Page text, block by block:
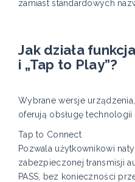
zamiast standardowych
Jak działa
i „Tap to Play”?
Wybrane wersje urządzenia,
oferują obsługę technologii
Tap to Connect
Pozwala użytkownikowi
zabezpieczonej transmisji
PASS, bez konieczności